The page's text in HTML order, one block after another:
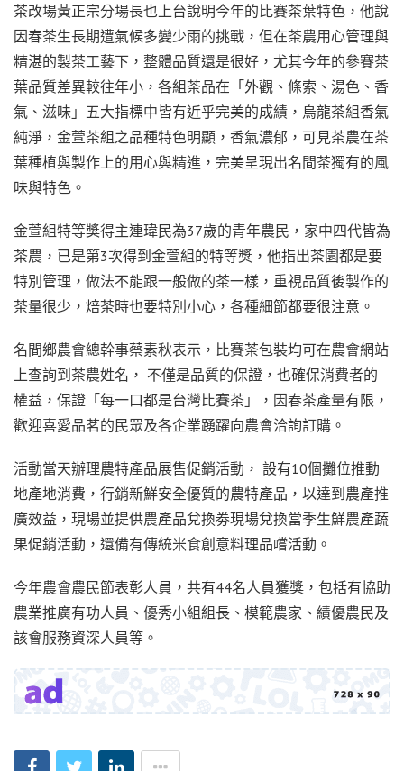
茶改場黃正宗分場長也上台說明今年的比賽茶葉特色，他說
因春茶生長期遭氣候多變少雨的挑戰，但在茶農用心管理與
精湛的製茶工藝下，整體品質還是很好，尤其今年的參賽茶
葉品質差異較往年小，各組茶品在「外觀、條索、湯色、香
氣、滋味」五大指標中皆有近乎完美的成績，烏龍茶組香氣
純淨，金萱茶組之品種特色明顯，香氣濃郁，可見茶農在茶
葉種植與製作上的用心與精進，完美呈現出名間茶獨有的風
味與特色。
金萱組特等獎得主連瑋民為37歲的青年農民，家中四代皆為
茶農，已是第3次得到金萱組的特等獎，他指出茶園都是要
特別管理，做法不能跟一般做的茶一樣，重視品質後製作的
茶量很少，焙茶時也要特別小心，各種細節都要很注意。
名間鄉農會總幹事蔡素秋表示，比賽茶包裝均可在農會網站
上查詢到茶農姓名， 不僅是品質的保證，也確保消費者的
權益，保證「每一口都是台灣比賽茶」，因春茶產量有限，
歡迎喜愛品茗的民眾及各企業踴躍向農會洽詢訂購。
活動當天辦理農特產品展售促銷活動， 設有10個攤位推動
地產地消費，行銷新鮮安全優質的農特產品，以達到農產推
廣效益，現場並提供農產品兌換劵現場兌換當季生鮮農產蔬
果促銷活動，還備有傳統米食創意料理品嚐活動。
今年農會農民節表彰人員，共有44名人員獲獎，包括有協助
農業推廣有功人員、優秀小組組長、模範農家、績優農民及
該會服務資深人員等。